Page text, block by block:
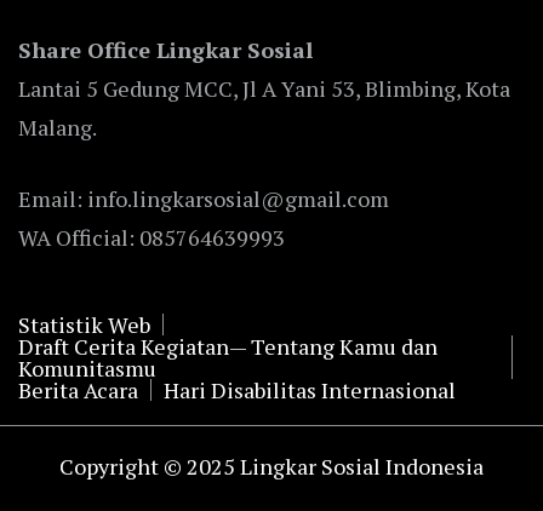
Share Office Lingkar Sosial
Lantai 5 Gedung MCC, Jl A Yani 53, Blimbing, Kota
Malang.
Email: info.lingkarsosial@gmail.com
WA Official: 085764639993
Statistik Web
Draft Cerita Kegiatan— Tentang Kamu dan
Komunitasmu
Berita Acara Hari Disabilitas Internasional
Copyright © 2025 Lingkar Sosial Indonesia